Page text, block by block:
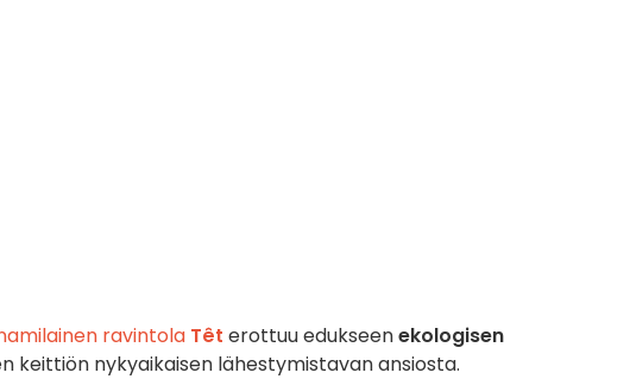
ravintola Têt erottuu edukseenekologisen
keittiön nykyaikaisen lähestymistavan ansiosta.